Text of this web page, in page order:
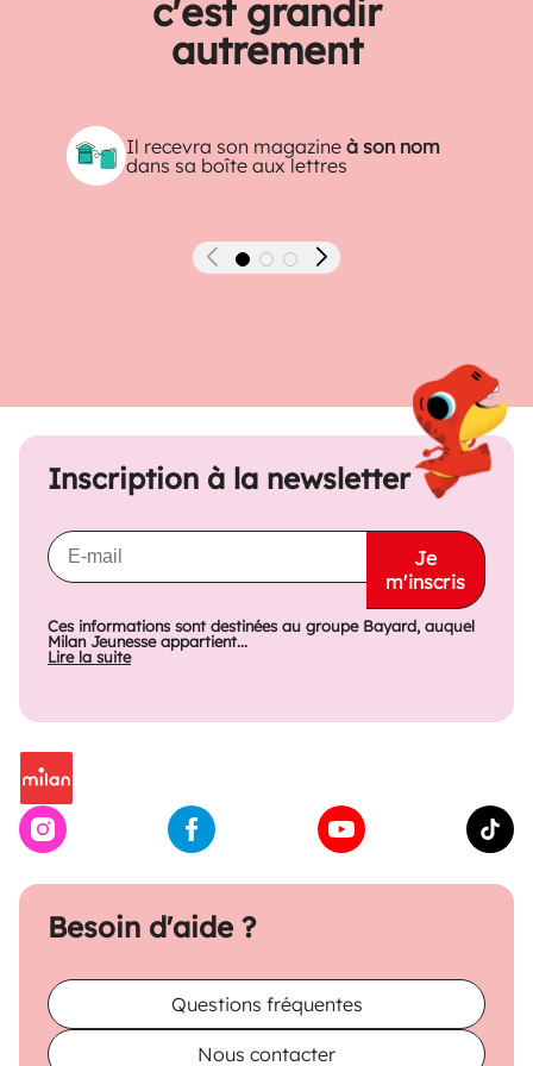
c'est grandir
autrement
Il recevra son magazineà son nom
dans sa boîte aux lettres
Précédent Suivant
Besoin d'aide ?
Questions fréquentes
Nous contacter
Inscription à la newsletter
Je
m'inscris
Ces informations sont destinées au groupe Bayard, auquel
Milan Jeunesse appartient...
Lire la suite